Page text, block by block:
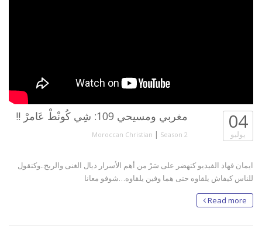
مغربي ومسيحي 109: شِي كُونْطْ عَامرْ !!
Moroccan Christian | Season 2
04
يوليو
ايمان فهاد الفيديو كتهضر على سَرْ من أهم الأسرار ديال الغنى والربح..وكتقول
للناس كيفاش يلقاوه حتى هما وفين يلقاوه…شوفو معانا
Read more